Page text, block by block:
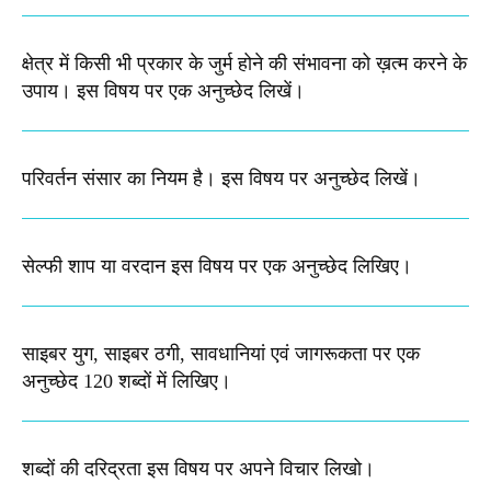
क्षेत्र में किसी भी प्रकार के जुर्म होने की संभावना को ख़त्म करने के
उपाय। इस विषय पर एक अनुच्छेद लिखें।
परिवर्तन संसार का नियम है। इस विषय पर अनुच्छेद लिखें।
सेल्फी शाप या वरदान इस विषय पर एक अनुच्छेद लिखिए।
साइबर युग, साइबर ठगी, सावधानियां एवं जागरूकता पर एक
अनुच्छेद 120 शब्दों में लिखिए।
शब्दों की दरिद्रता इस विषय पर अपने विचार लिखो​।